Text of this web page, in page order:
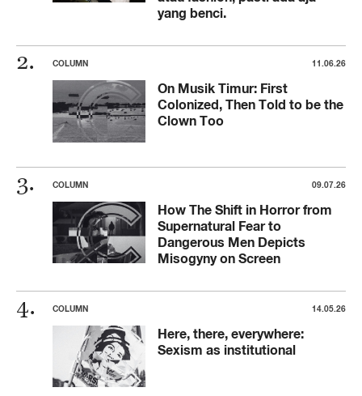
yang benci.
COLUMN 11.06.26
On Musik Timur: First
Colonized, Then Told to be the
Clown Too
COLUMN 09.07.26
How The Shift in Horror from
Supernatural Fear to
Dangerous Men Depicts
Misogyny on Screen
COLUMN 14.05.26
Here, there, everywhere:
Sexism as institutional